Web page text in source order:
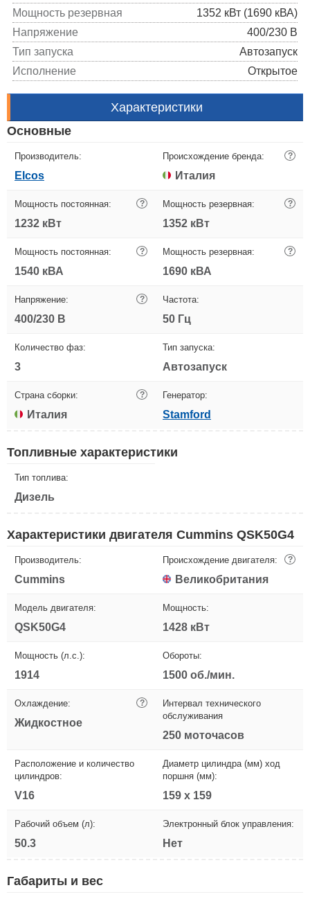
Мощность резервная
1352 кВт (1690 кВА)
Напряжение
400/230 В
Тип запуска
Автозапуск
Исполнение
Открытое
Характеристики
Основные
Производитель:
Elcos
Происхождение бренда: ?
Италия
Мощность постоянная: ?
1232 кВт
Мощность резервная: ?
1352 кВт
Мощность постоянная: ?
1540 кВА
Мощность резервная: ?
1690 кВА
Напряжение: ?
400/230 В
Частота:
50 Гц
Количество фаз:
3
Тип запуска:
Автозапуск
Страна сборки: ?
Италия
Генератор:
Stamford
Топливные характеристики
Тип топлива:
Дизель
Характеристики двигателя Cummins QSK50G4
Производитель:
Cummins
Происхождение двигателя: ?
Великобритания
Модель двигателя:
QSK50G4
Мощность:
1428 кВт
Мощность (л.с.):
1914
Обороты:
1500 об./мин.
Охлаждение: ?
Жидкостное
Интервал технического
обслуживания
250 моточасов
Расположение и количество
цилиндров:
V16
Диаметр цилиндра (мм) ход
поршня (мм):
159 х 159
Рабочий объем (л):
50.3
Электронный блок управления:
Нет
Габариты и вес